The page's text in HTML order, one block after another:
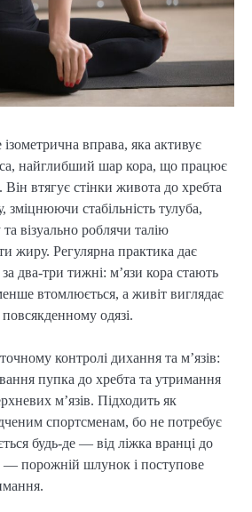
вправа, яка активує
найглибший шар кора, що працює
втягує стінки живота до хребта
зміцнюючи стабільність тулуба,
візуально роблячи талію
жиру. Регулярна практика дає
два-три тижні: м’язи кора стають
втомлюється, а живіт виглядає
одязі.
контролі дихання та м’язів:
пупка до хребта та утримання
м’язів. Підходить як
спортсменам, бо не потребує
будь-де — від ліжка вранці до
— порожній шлунок і поступове